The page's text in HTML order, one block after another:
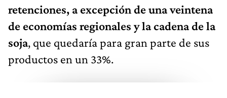
retenciones, a excepción de una veintena
de economías regionales y la cadena de la
soja, que quedaría para gran parte de sus
productos en un 33%.